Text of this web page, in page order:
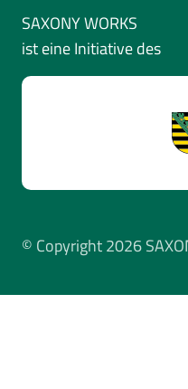
SAXONY WORKS
ist eine Initiative des
© Copyright 2026